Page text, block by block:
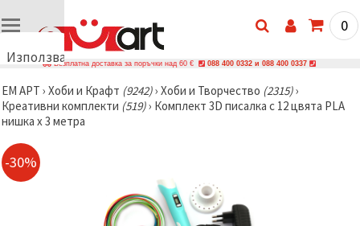
Използваме
🍪
Използваме
бисквитки
технологии,
за да
осигурим
0
Безплатна доставка за поръчки над 60 € 088 400 0332 и 088 400 0337
ЕМ АРТ › Хоби и Крафт (9242)› Хоби и Творчество (2315)›
Креативни комплекти (519)› Комплект 3D писалка с 12 цвята PLA
нишка x 3 метра
-30%